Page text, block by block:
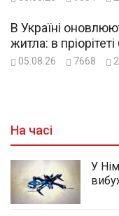
В Україні
житла: в
05.08.26 7668 2
На часі
У